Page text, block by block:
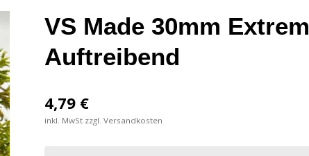
VS Made 30mm Extrem
Auftreibend
4,79 €
inkl. MwSt zzgl. Versandkosten